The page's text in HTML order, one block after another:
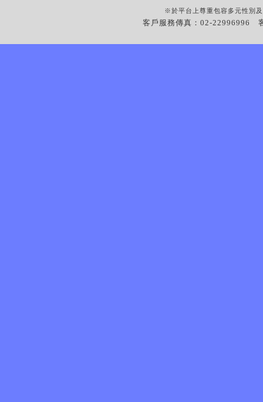
※於平台上尊重包容多元性別
客戶服務傳真：02-22996996